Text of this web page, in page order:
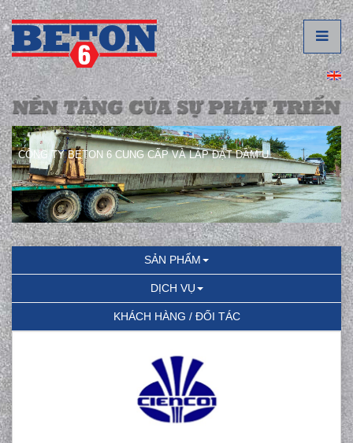
CÔNG TY BETON 6 CUNG CẤP VÀ LẮP ĐẶT DẦM U.
SẢN PHẨM
DỊCH VỤ
KHÁCH HÀNG / ĐỐI TÁC